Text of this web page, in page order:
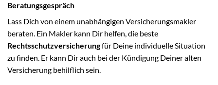
Beratungsgespräch
Lass Dich von einem unabhängigen Versicherungsmakler
beraten. Ein Makler kann Dir helfen, die beste
Rechtsschutzversicherungfür Deine individuelle Situation
zu finden. Er kann Dir auch bei der Kündigung Deiner alten
Versicherung behilflich sein.